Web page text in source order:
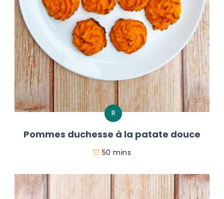
R
Pommes duchesse à la patate douce
50 mins